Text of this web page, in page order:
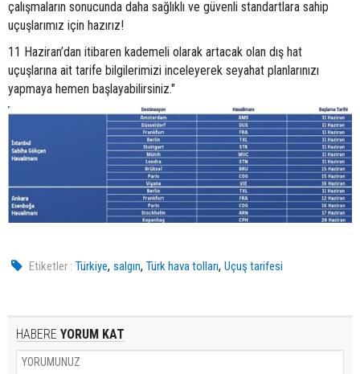
çalışmaların sonucunda daha sağlıklı ve güvenli standartlara sahip
uçuşlarımız için hazırız!
11 Haziran’dan itibaren kademeli olarak artacak olan dış hat
uçuşlarına ait tarife bilgilerimizi inceleyerek seyahat planlarınızı
yapmaya hemen başlayabilirsiniz."
Etiketler : Türkiye,salgın,Türk hava tolları,Uçuş tarifesi
HABERE YORUM KAT